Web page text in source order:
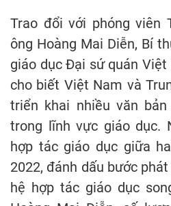
Trao đổi với phóng viên
ông Hoàng Mai Diễn, Bí
giáo dục Đại sứ quán Việt
cho biết Việt Nam và
triển khai nhiều văn
trong lĩnh vực giáo dục.
hợp tác giáo dục giữa
2022, đánh dấu bước
hệ hợp tác giáo dục